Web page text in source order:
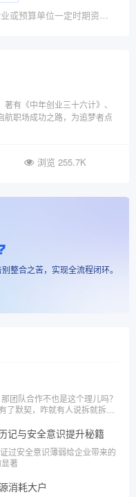
企业财务报表是反映企业或预算单位一定时期资金、利润状况的会计报表。我国财务报表的种类、格式、编报要求，均由统一的会计制度作出规定，要求企业定期编报。
有《中年创业三十六计》、
航职场成功之路，为追梦者点
浏览 255.7K
整合之苦，实现全流程闭环。
团队合作不也是这个理儿吗？
了默契，咋就有人说拆就拆了
记与安全意识提升秘籍
过安全意识薄弱给企业带来的
著
消耗大户